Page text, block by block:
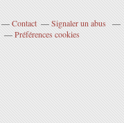
Contact
Signaler un abus
Préférences cookies